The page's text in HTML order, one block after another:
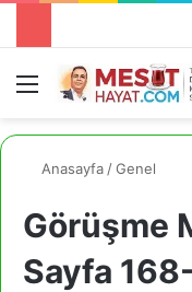
Menü
Anasayfa /Genel
Görüşme
Sayfa